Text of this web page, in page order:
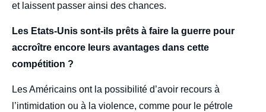
et laissent passer ainsi des chances.
Les Etats-Unis sont-ils prêts à faire la guerre pour
accroître encore leurs avantages dans cette
compétition ?
Les Américains ont la possibilité d’avoir recours à
l’intimidation ou à la violence, comme pour le pétrole